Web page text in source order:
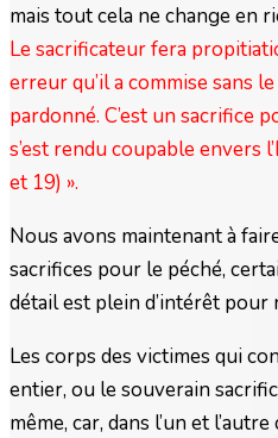
mais tout cela ne change en
Le sacrificateur fera
erreur qu’il a commise sans
pardonné. C’est un sacrifice
s’est rendu coupable envers
et 19) ».
Nous avons maintenant à
sacrifices pour le péché,
détail est plein d’intérêt pour
Les corps des victimes qui
entier, ou le souverain
même, car, dans l’un et